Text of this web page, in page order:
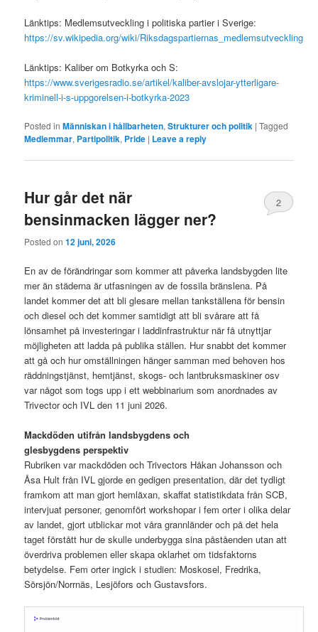
Länktips: Medlemsutveckling i politiska partier i Sverige:
https://sv.wikipedia.org/wiki/Riksdagspartiernas_medlemsutveckling
Länktips: Kaliber om Botkyrka och S:
https://www.sverigesradio.se/artikel/kaliber-avslojar-ytterligare-
kriminell-i-s-uppgorelsen-i-botkyrka-2023
Posted in Människan i hållbarheten,Strukturer och politik |Tagged
Medlemmar, Partipolitik, Pride | Leave a reply
Hur går det när
bensinmacken lägger ner?
Posted on12 juni, 2026
2
En av de förändringar som kommer att påverka landsbygden lite
mer än städerna är utfasningen av de fossila bränslena. På
landet kommer det att bli glesare mellan tankställena för bensin
och diesel och det kommer samtidigt att bli svårare att få
lönsamhet på investeringar i laddinfrastruktur när få utnyttjar
möjligheten att ladda på publika ställen. Hur snabbt det kommer
att gå och hur omställningen hänger samman med behoven hos
räddningstjänst, hemtjänst, skogs- och lantbruksmaskiner osv
var något som togs upp i ett webbinarium som anordnades av
Trivector och IVL den 11 juni 2026.
Mackdöden utifrån landsbygdens och
glesbygdens perspektiv
Rubriken var mackdöden och Trivectors Håkan Johansson och
Åsa Hult från IVL gjorde en gedigen presentation, där det tydligt
framkom att man gjort hemläxan, skaffat statistikdata från SCB,
intervjuat personer, genomfört workshopar i fem orter i olika delar
av landet, gjort utblickar mot våra grannländer och på det hela
taget förstått hur de skulle underbygga sina påståenden utan att
överdriva problemen eller skapa oklarhet om tidsfaktorns
betydelse. Fem orter ingick i studien: Moskosel, Fredrika,
Sörsjön/Norrnäs, Lesjöfors och Gustavsfors.